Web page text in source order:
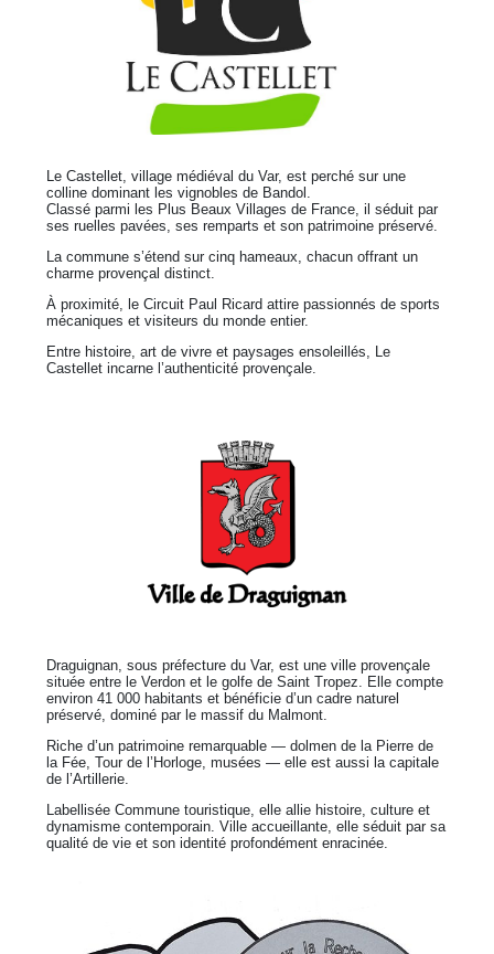
Le Castellet, village médiéval du Var, est perché sur une
colline dominant les vignobles de Bandol.
Classé parmi les Plus Beaux Villages de France, il séduit par
ses ruelles pavées, ses remparts et son patrimoine préservé.
La commune s’étend sur cinq hameaux, chacun offrant un
charme provençal distinct.
À proximité, le Circuit Paul Ricard attire passionnés de sports
mécaniques et visiteurs du monde entier.
Entre histoire, art de vivre et paysages ensoleillés, Le
Castellet incarne l’authenticité provençale.
Draguignan, sous préfecture du Var, est une ville provençale
située entre le Verdon et le golfe de Saint Tropez. Elle compte
environ 41 000 habitants et bénéficie d’un cadre naturel
préservé, dominé par le massif du Malmont.
Riche d’un patrimoine remarquable — dolmen de la Pierre de
la Fée, Tour de l’Horloge, musées — elle est aussi la capitale
de l’Artillerie.
Labellisée Commune touristique, elle allie histoire, culture et
dynamisme contemporain. Ville accueillante, elle séduit par sa
qualité de vie et son identité profondément enracinée.